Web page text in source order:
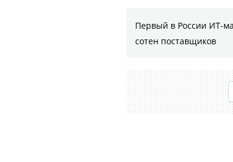
Первый в России ИТ-
сотен поставщиков